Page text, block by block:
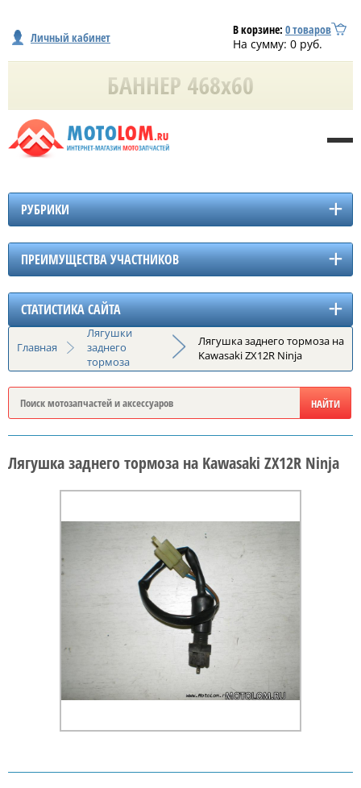
Личный кабинет В корзине: 0товаров
На сумму: 0 руб.
РУБРИКИ
ПРЕИМУЩЕСТВА УЧАСТНИКОВ
СТАТИСТИКА САЙТА
Главная
Лягушки
заднего
тормоза
Лягушка заднего тормоза на
Kawasaki ZX12R Ninja
Лягушка заднего тормоза на Kawasaki ZX12R Ninja